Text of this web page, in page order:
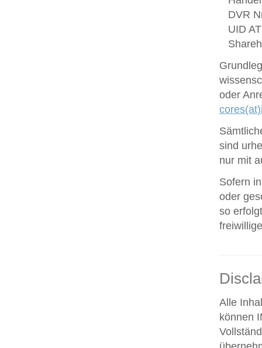
DVR
UID
oder
sind
nur mit
Sofern
oder
so
Alle
können